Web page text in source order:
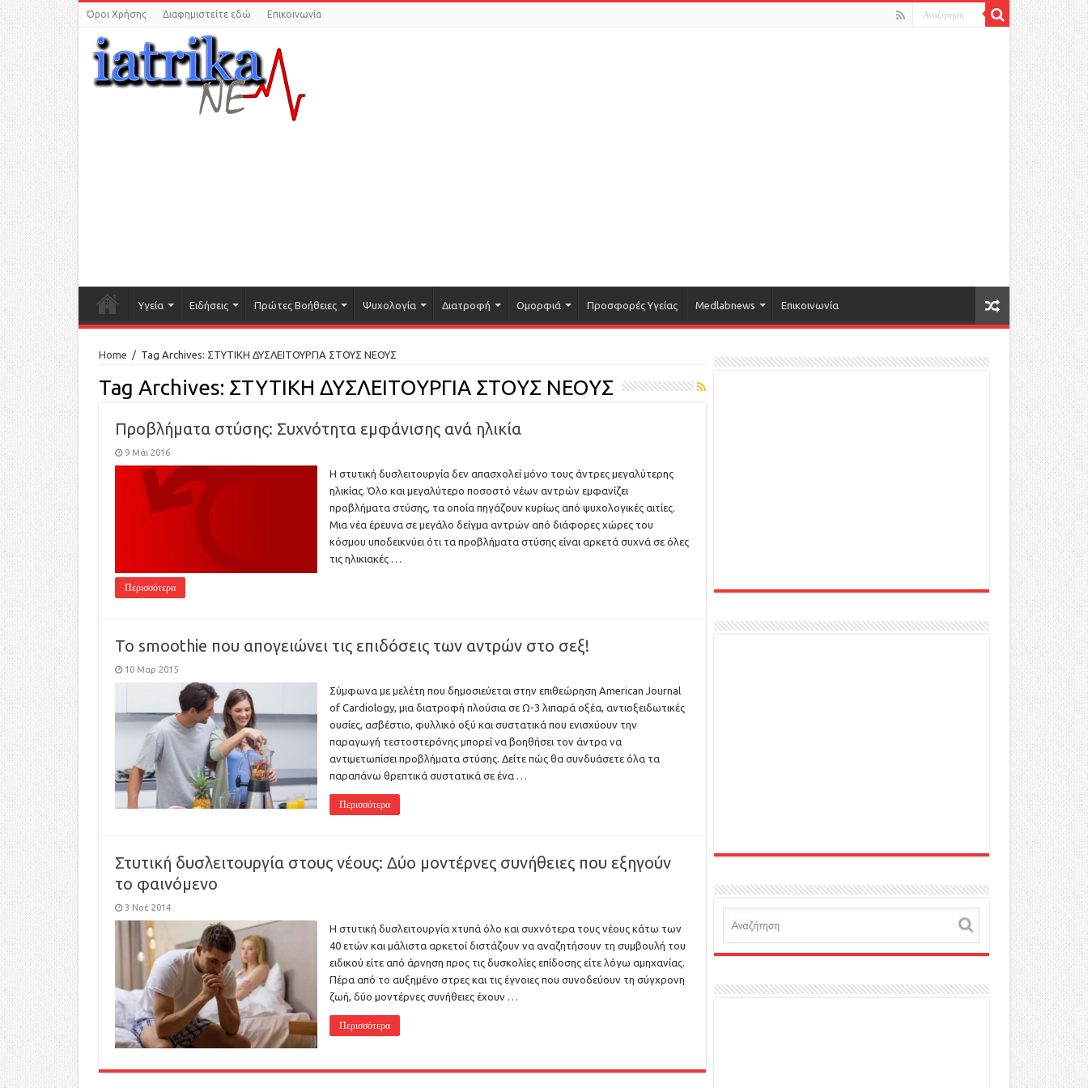
Όροι Χρήσης Διαφημιστείτε εδώ Επικοινωνία
Υγεία Ειδήσεις Πρώτες Βοήθειες Ψυχολογία Διατροφή Ομορφιά Προσφορές Υγείας Medlabnews Επικοινωνία
Home / Tag Archives: ΣΤΥΤΙΚΗ ΔΥΣΛΕΙΤΟΥΡΓΙΑ ΣΤΟΥΣ ΝΕΟΥΣ
Tag Archives: ΣΤΥΤΙΚΗ ΔΥΣΛΕΙΤΟΥΡΓΙΑ ΣΤΟΥΣ ΝΕΟΥΣ
Προβλήματα στύσης: Συχνότητα εμφάνισης ανά ηλικία
9 Μάι 2016
Η στυτική δυσλειτουργία δεν απασχολεί μόνο τους άντρες μεγαλύτερης
ηλικίας. Όλο και μεγαλύτερο ποσοστό νέων αντρών εμφανίζει
προβλήματα στύσης, τα οποία πηγάζουν κυρίως από ψυχολογικές αιτίες.
Μια νέα έρευνα σε μεγάλο δείγμα αντρών από διάφορες χώρες του
κόσμου υποδεικνύει ότι τα προβλήματα στύσης είναι αρκετά συχνά σε όλες
τις ηλικιακές …
Περισσότερα
Το smoothie που απογειώνει τις επιδόσεις των αντρών στο σεξ!
10 Μαρ 2015
Σύμφωνα με μελέτη που δημοσιεύεται στην επιθεώρηση American Journal
of Cardiology, μια διατροφή πλούσια σε Ω-3 λιπαρά οξέα, αντιοξειδωτικές
ουσίες, ασβέστιο, φυλλικό οξύ και συστατικά που ενισχύουν την
παραγωγή τεστοστερόνης μπορεί να βοηθήσει τον άντρα να
αντιμετωπίσει προβλήματα στύσης. Δείτε πώς θα συνδυάσετε όλα τα
παραπάνω θρεπτικά συστατικά σε ένα …
Περισσότερα
Στυτική δυσλειτουργία στους νέους: Δύο μοντέρνες συνήθειες που εξηγούν
το φαινόμενο
3 Νοέ 2014
Η στυτική δυσλειτουργία χτυπά όλο και συχνότερα τους νέους κάτω των
40 ετών και μάλιστα αρκετοί διστάζουν να αναζητήσουν τη συμβουλή του
ειδικού είτε από άρνηση προς τις δυσκολίες επίδοσης είτε λόγω αμηχανίας.
Πέρα από το αυξημένο στρες και τις έγνοιες που συνοδεύουν τη σύγχρονη
ζωή, δύο μοντέρνες συνήθειες έχουν …
Περισσότερα